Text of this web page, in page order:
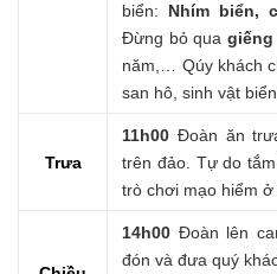
biển: Nhím biển,
Đừng bỏ qua giếng
năm,… Qúy khách
san hô, sinh vật
Trưa
11h00 Đoàn ăn
trên đảo. Tự do
trò chơi mạo hiểm ở
14h00 Đoàn lên
đón và đưa quý